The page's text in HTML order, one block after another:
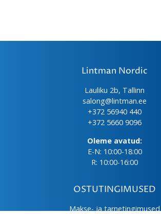
Lintman Nordic
Lauliku 2b, Tallinn
salong@lintman.ee
+372 56940 440
+372 5660 9096
Oleme avatud:
E-N: 10:00-18:00
R: 10:00-16:00
OSTUTINGIMUSED
Makse- ja tarnetingimused